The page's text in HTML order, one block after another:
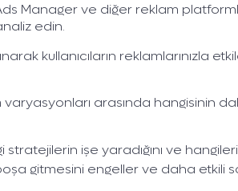
Manager ve diğer reklam
edin.
kullanıcıların reklamlarınızla
arasında hangisinin
stratejilerin işe yaradığını ve
gitmesini engeller ve daha etkili